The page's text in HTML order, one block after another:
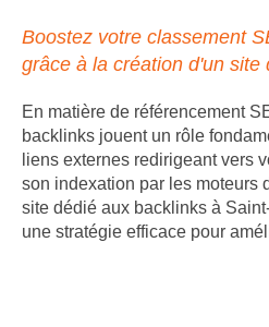
Boostez votre classement
grâce à la création d'un
En matière de référencement
backlinks jouent un rôle
liens externes redirigeant vers
son indexation par les moteurs
site dédié aux backlinks à
une stratégie efficace pour